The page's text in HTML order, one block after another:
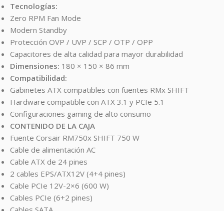
Tecnologías:
Zero RPM Fan Mode
Modern Standby
Protección OVP / UVP / SCP / OTP / OPP
Capacitores de alta calidad para mayor durabilidad
Dimensiones: 180 × 150 × 86 mm
Compatibilidad:
Gabinetes ATX compatibles con fuentes RMx SHIFT
Hardware compatible con ATX 3.1 y PCIe 5.1
Configuraciones gaming de alto consumo
CONTENIDO DE LA CAJA
Fuente Corsair RM750x SHIFT 750 W
Cable de alimentación AC
Cable ATX de 24 pines
2 cables EPS/ATX12V (4+4 pines)
Cable PCIe 12V-2×6 (600 W)
Cables PCIe (6+2 pines)